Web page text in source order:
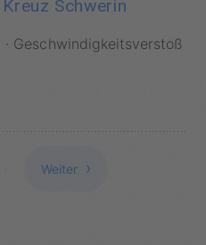
Schwerin
· Geschwindigkeitsverstoß
Weiter